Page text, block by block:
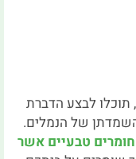
תוכלו לבצע הדברת
השמדתן של הנמלים.
טבעיים אשר